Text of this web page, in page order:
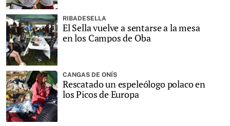
RIBADESELLA
El Sella vuelve a sentarse a la mesa
en los Campos de Oba
CANGAS DE ONÍS
Rescatado un espeleólogo polaco en
los Picos de Europa